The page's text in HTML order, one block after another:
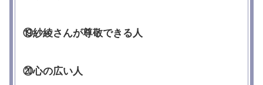
⑲紗綾さんが尊敬できる人
⑳心の広い人